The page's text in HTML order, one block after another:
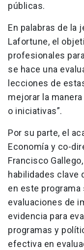
públicas.
En palabras de la
Lafortune, el
profesionales
se hace una
lecciones de
mejorar la
o iniciativas”.
Por su parte, el
Economía y co-
Francisco
habilidades clave
en este programa
evaluaciones de
evidencia para
programas y
efectiva en